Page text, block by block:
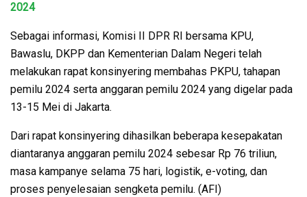
2024
Sebagai informasi, Komisi II DPR RI bersama KPU,
Bawaslu, DKPP dan Kementerian Dalam Negeri telah
melakukan rapat konsinyering membahas PKPU, tahapan
pemilu 2024 serta anggaran pemilu 2024 yang digelar pada
13-15 Mei di Jakarta.
Dari rapat konsinyering dihasilkan beberapa kesepakatan
diantaranya anggaran pemilu 2024 sebesar Rp 76 triliun,
masa kampanye selama 75 hari, logistik, e-voting, dan
proses penyelesaian sengketa pemilu. (AFI)